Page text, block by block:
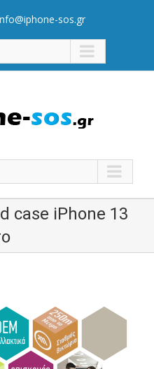
sos.gr
case iPhone 13